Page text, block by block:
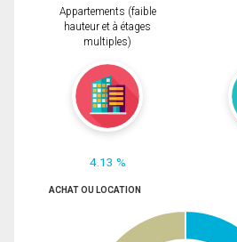
Appartements (faible
hauteur et à étages
multiples)
4.13 %
ACHAT OU LOCATION